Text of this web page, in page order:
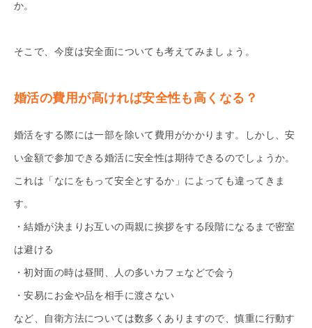
か。
そこで、今度は安全面についても考えてみましょう。
婚活の費用が高ければ安全性も高くなる？
婚活をする際には一部を除いて費用がかかります。しかし、安
い金額で参加できる婚活に安全性は期待できるのでしょうか。
これは「なにをもって安全とするか」によっても違ってきま
す。
・結婚が決まりお互いの両親に挨拶をする段階になるまで密室
は避ける
・初対面の時は昼間、人の多いカフェなどで会う
・安易にお金や品を相手に渡さない
など、自衛方法については数多くありますので、慎重に行動す